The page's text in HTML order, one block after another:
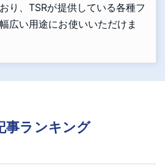
り、TSRが提供している各種フ
広い用途にお使いいただけま
事ランキング